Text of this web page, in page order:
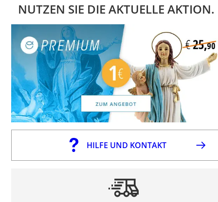
NUTZEN SIE DIE AKTUELLE AKTION.
HILFE UND KONTAKT